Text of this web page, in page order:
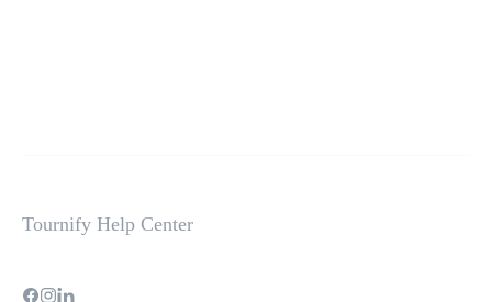
Tournify Help Center